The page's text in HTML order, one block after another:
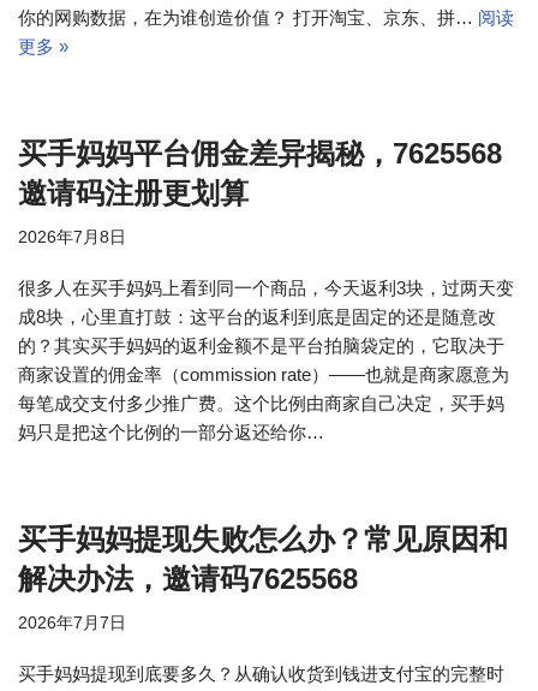
你的网购数据，在为谁创造价值？ 打开淘宝、京东、拼… 阅读
更多 »
买手妈妈平台佣金差异揭秘，7625568
邀请码注册更划算
2026年7月8日
很多人在买手妈妈上看到同一个商品，今天返利3块，过两天变
成8块，心里直打鼓：这平台的返利到底是固定的还是随意改
的？其实买手妈妈的返利金额不是平台拍脑袋定的，它取决于
商家设置的佣金率（commission rate）——也就是商家愿意为
每笔成交支付多少推广费。这个比例由商家自己决定，买手妈
妈只是把这个比例的一部分返还给你…
买手妈妈提现失败怎么办？常见原因和
解决办法，邀请码7625568
2026年7月7日
买手妈妈提现到底要多久？从确认收货到钱进支付宝的完整时